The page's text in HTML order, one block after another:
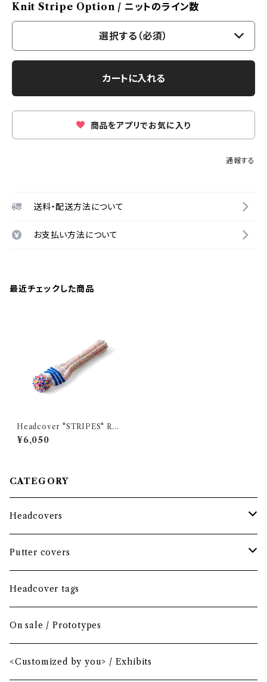
Knit Stripe Option / ニットのライン数
選択する（必須）
カートに入れる
商品をアプリでお気に入り
通報する
送料・配送方法について
お支払い方法について
最近チェックした商品
Headcover "STRIPES" RAI
NBOW DROPS / Hybrid
¥6,050
CATEGORY
Headcovers
Headcover bundle
Driver
Mini Driver (Option)
Fairway wood
Putter covers
Blade
Small mallet
Mid mallet
Headcover tags
On sale / Prototypes
<Customized by you> / Exhibits